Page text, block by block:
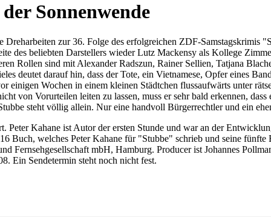
Sonnenwende
zur 36. Folge des erfolgreichen ZDF-
des beliebten Darstellers wieder Lutz Mackensy als Kollege
Rollen sind mit Alexander Radszun, Rainer Sellien, Tatjana
deutet darauf hin, dass der Tote, ein Vietnamese, Opfer eines
einigen Wochen in einem kleinen Städtchen flussaufwärts unter
von Vorurteilen leiten zu lassen, muss er sehr bald erkennen,
steht völlig allein. Nur eine handvoll Bürgerrechtler und ein
Peter Kahane ist Autor der ersten Stunde und war an der
Buch, welches Peter Kahane für "Stubbe" schrieb und seine fünfte
Fernsehgesellschaft mbH, Hamburg. Producer ist Johannes
Ein Sendetermin steht noch nicht fest.